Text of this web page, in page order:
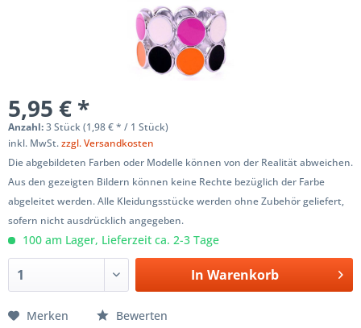
5,95 € *
Anzahl:3 Stück (1,98 € * / 1 Stück)
inkl. MwSt.zzgl. Versandkosten
Die abgebildeten Farben oder Modelle können von der Realität abweichen.
Aus den gezeigten Bildern können keine Rechte bezüglich der Farbe
abgeleitet werden. Alle Kleidungsstücke werden ohne Zubehör geliefert,
sofern nicht ausdrücklich angegeben.
100 am Lager, Lieferzeit ca. 2-3 Tage
In Warenkorb
Merken Bewerten